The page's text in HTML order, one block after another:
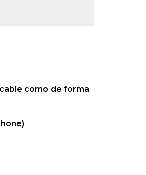
como de forma